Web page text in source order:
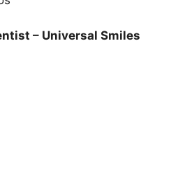
– Universal Smiles